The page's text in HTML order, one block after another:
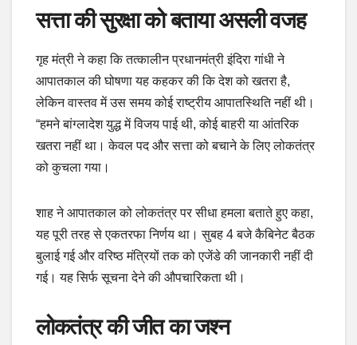
सत्ता की सुरक्षा को बताया असली वजह
गृह मंत्री ने कहा कि तत्कालीन प्रधानमंत्री इंदिरा गांधी ने
आपातकाल की घोषणा यह कहकर की कि देश को खतरा है,
लेकिन वास्तव में उस समय कोई राष्ट्रीय आपातस्थिति नहीं थी।
“हमने बांग्लादेश युद्ध में विजय पाई थी, कोई बाहरी या आंतरिक
खतरा नहीं था। केवल पद और सत्ता को बचाने के लिए लोकतंत्र
को कुचला गया।
शाह ने आपातकाल को लोकतंत्र पर सीधा हमला बताते हुए कहा,
यह पूरी तरह से एकतरफा निर्णय था। सुबह 4 बजे कैबिनेट बैठक
बुलाई गई और वरिष्ठ मंत्रियों तक को एजेंडे की जानकारी नहीं दी
गई। यह सिर्फ सूचना देने की औपचारिकता थी।
लोकतंत्र की जीत का जश्न